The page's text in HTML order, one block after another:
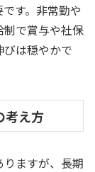
す。非常勤や
で賞与や社保
は穏やかで
考え方
ますが、長期